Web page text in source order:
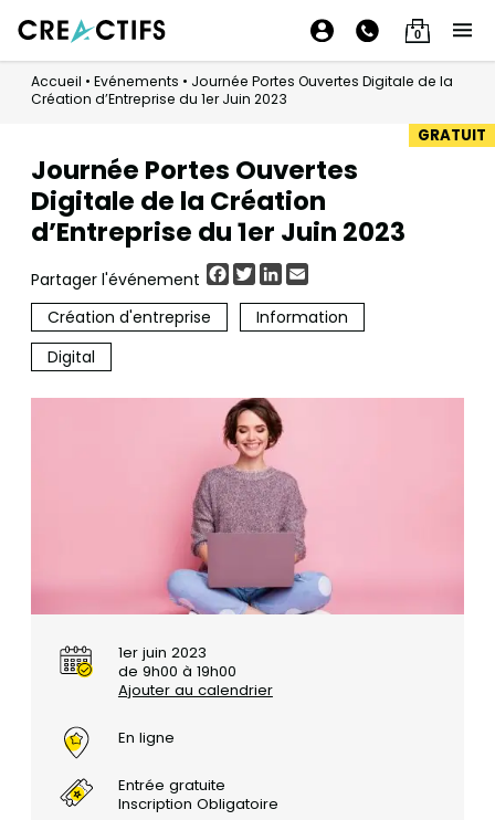
0
Accueil • Evénements • Journée Portes Ouvertes Digitale de la
Création d’Entreprise du 1er Juin 2023
Journée Portes Ouvertes
Digitale de la Création
d’Entreprise du 1er Juin 2023
Partager l'événement Facebook
TwitterLinkedIn
GRATUIT
Création d'entreprise
Information
Digital
1er juin 2023
de 9h00 à 19h00
Ajouter au calendrier
En ligne
Entrée gratuite
Inscription Obligatoire